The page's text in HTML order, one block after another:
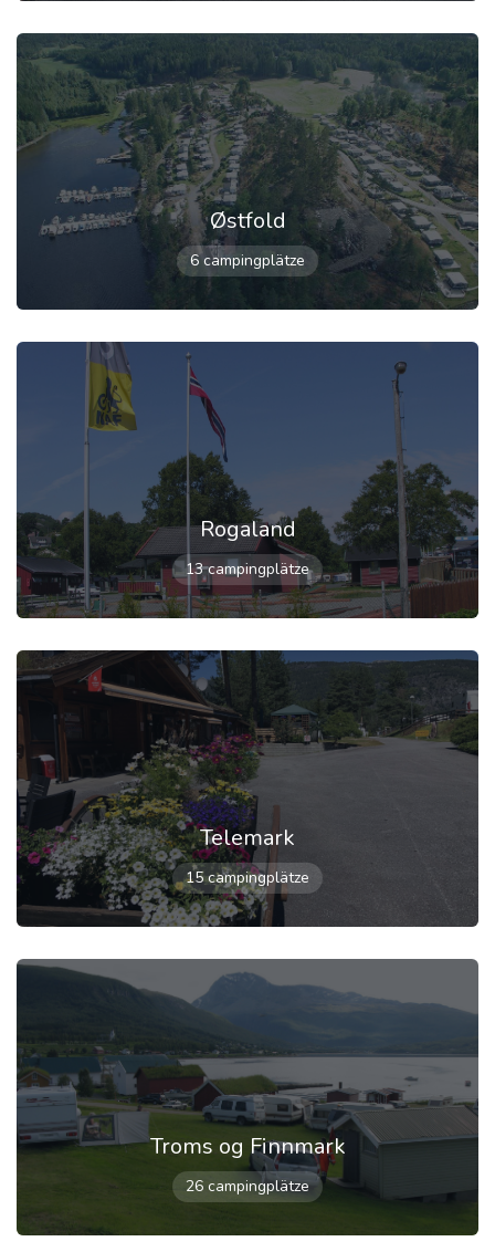
Østfold
6 campingplätze
Rogaland
13 campingplätze
Telemark
15 campingplätze
Troms og Finnmark
26 campingplätze